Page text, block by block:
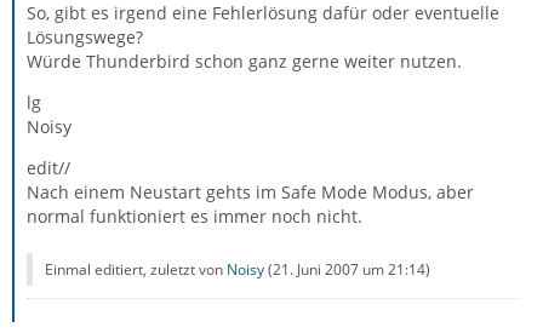
So, gibt es irgend eine Fehlerlösung dafür oder eventuelle
Lösungswege?
Würde Thunderbird schon ganz gerne weiter nutzen.
lg
Noisy
edit//
Nach einem Neustart gehts im Safe Mode Modus, aber
normal funktioniert es immer noch nicht.
Einmal editiert, zuletzt von Noisy(21. Juni 2007 um 21:14)